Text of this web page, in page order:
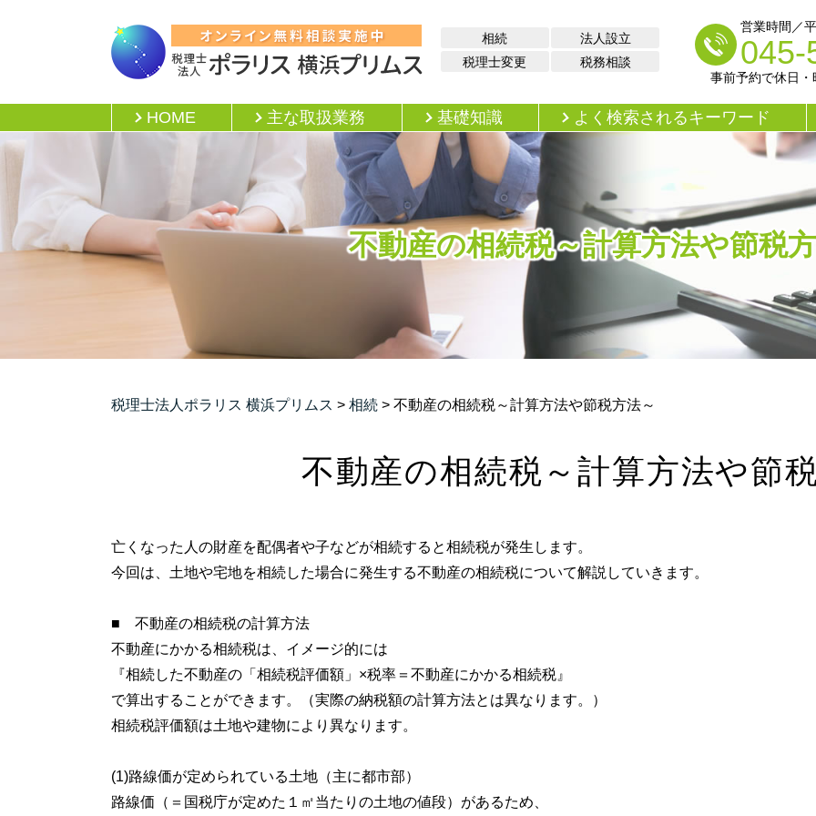
不動産の相続税～計算方法や節税
相続
法人設立
税理士変更
税務相談
営業時間／
045-
事前予約で休日
HOME 主な取扱業務 基礎知識 よく検索されるキーワード
税理士法人ポラリス 横浜プリムス > 相続 > 不動産の相続税～計算方法や節税方法～
不動産の相続税～計算方法や節
亡くなった人の財産を配偶者や子などが相続すると相続税が発生します。
今回は、土地や宅地を相続した場合に発生する不動産の相続税について解説していきます。
■ 不動産の相続税の計算方法
不動産にかかる相続税は、イメージ的には
『相続した不動産の「相続税評価額」×税率＝不動産にかかる相続税』
で算出することができます。（実際の納税額の計算方法とは異なります。）
相続税評価額は土地や建物により異なります。
(1)路線価が定められている土地（主に都市部）
路線価（＝国税庁が定めた１㎡当たりの土地の値段）があるため、